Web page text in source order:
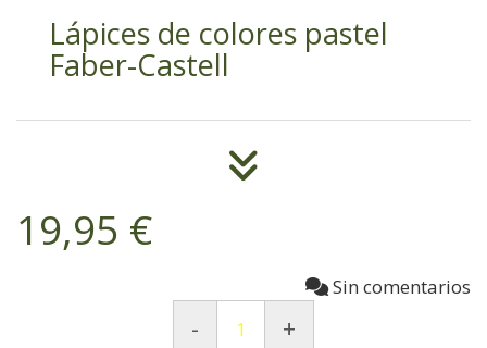
Lápices de colores pastel
Faber-Castell
19,95 €
Sin comentarios
-
+